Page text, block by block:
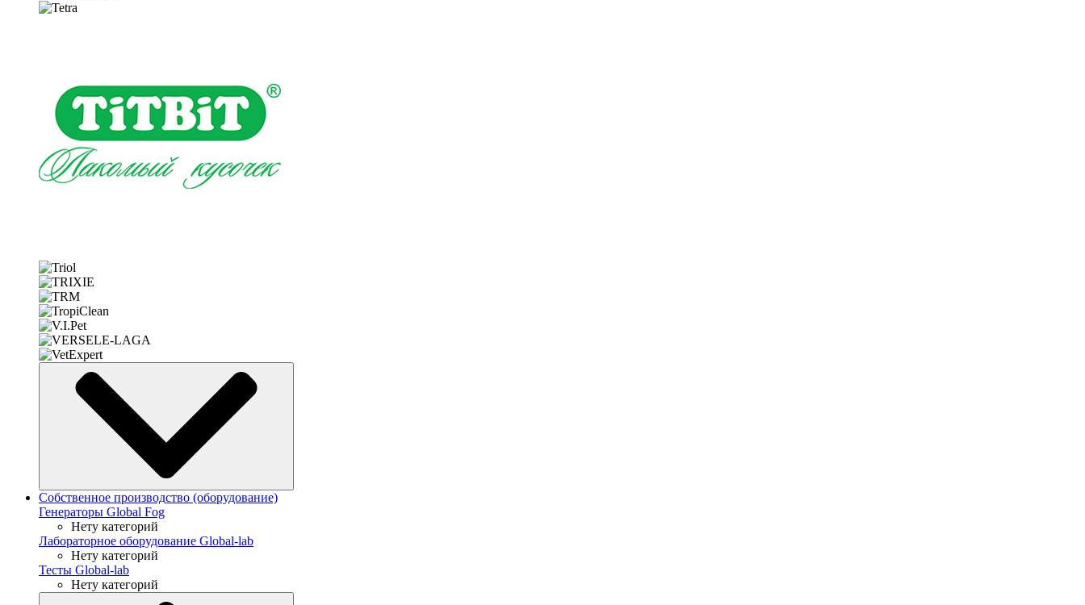
Собственное производство (оборудование)
Генераторы Global Fog
Нету категорий
Лабораторное оборудование Global-lab
Нету категорий
Тесты Global-lab
Нету категорий